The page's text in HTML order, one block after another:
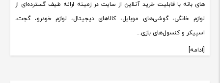
های بانه با قابلیت خرید آنلاین از سایت در زمینه ارائه طیف گسترده‌ای از
لوازم خانگی، گوشی‌های موبایل، کالاهای دیجیتال، لوازم خودرو، گجت،
اسپیکر و کنسول‌های بازی...
[ادامه]